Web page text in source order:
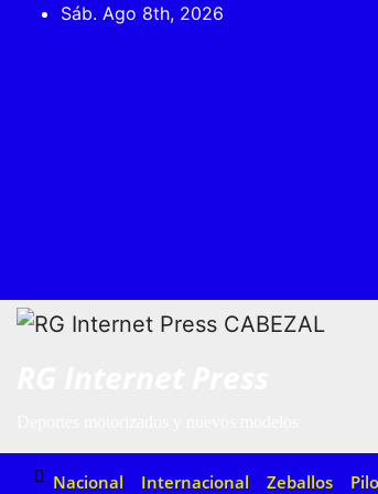
contenido
Saltar
Sáb. Ago 8th, 2026
Nacional Internacional Zeballos